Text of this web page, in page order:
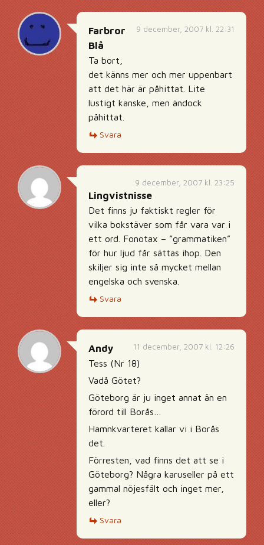
9 december, 2007 kl. 22:31
Farbror
Blå
Ta bort,
det känns mer och mer uppenbart
att det här är påhittat. Lite
lustigt kanske, men ändock
påhittat.
Svara
9 december, 2007 kl. 23:25
Lingvistnisse
Det finns ju faktiskt regler för
vilka bokstäver som får vara var i
ett ord. Fonotax – ”grammatiken”
för hur ljud får sättas ihop. Den
skiljer sig inte så mycket mellan
engelska och svenska.
Svara
11 december, 2007 kl. 12:26
Andy
Tess (Nr 18)
Vadå Götet?
Göteborg är ju inget annat än en
förord till Borås…
Hamnkvarteret kallar vi i Borås
det.
Förresten, vad finns det att se i
Göteborg? Några karuseller på ett
gammal nöjesfält och inget mer,
eller?
Svara